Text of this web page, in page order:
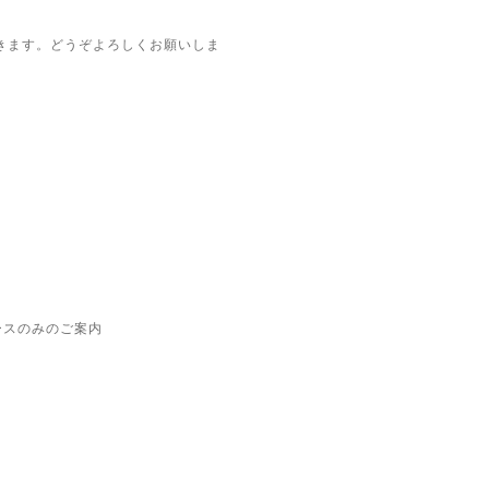
す。どうぞよろしくお願いしま
のみのご案内